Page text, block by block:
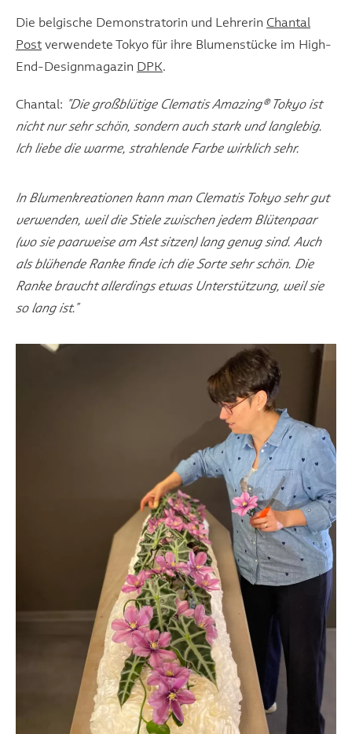
Die belgische Demonstratorin und Lehrerin Chantal
Post verwendete Tokyo für ihre Blumenstücke im High-
End-Designmagazin DPK.
Chantal: "Die großblütige Clematis Amazing® Tokyo ist
nicht nur sehr schön, sondern auch stark und langlebig.
Ich liebe die warme, strahlende Farbe wirklich sehr.
In Blumenkreationen kann man Clematis Tokyo sehr gut
verwenden, weil die Stiele zwischen jedem Blütenpaar
(wo sie paarweise am Ast sitzen) lang genug sind. Auch
als blühende Ranke finde ich die Sorte sehr schön. Die
Ranke braucht allerdings etwas Unterstützung, weil sie
so lang ist."